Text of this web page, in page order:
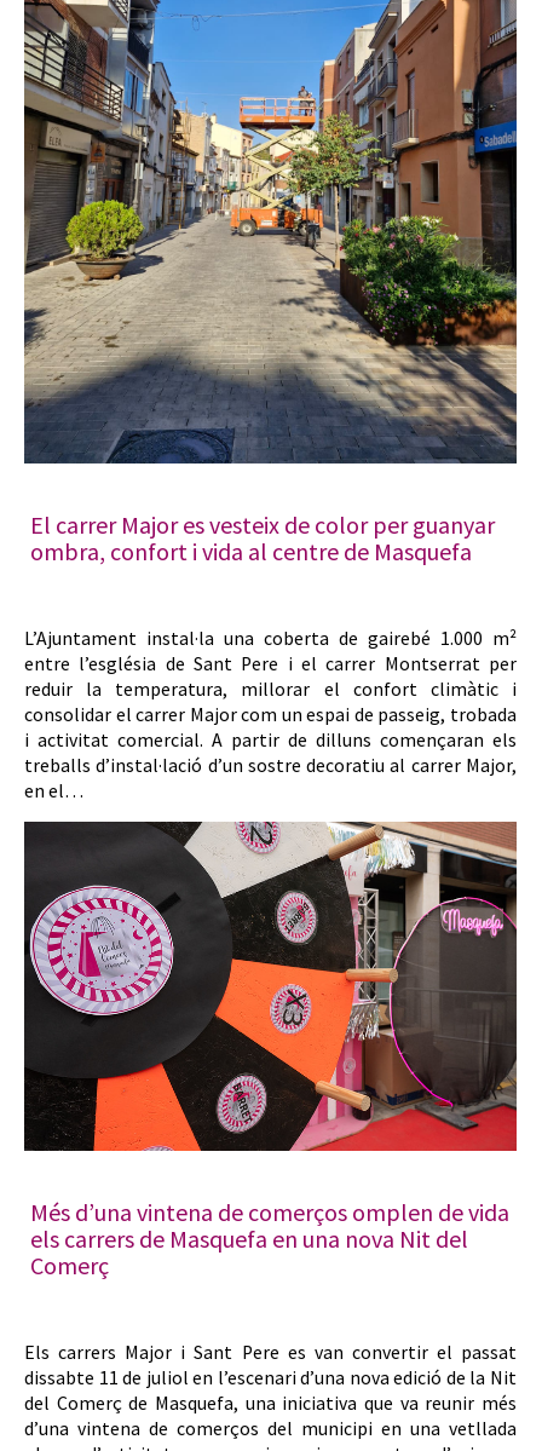
El carrer Major es vesteix de color per guanyar
ombra, confort i vida al centre de Masquefa
L’Ajuntament instal·la una coberta de gairebé 1.000 m²
entre l’església de Sant Pere i el carrer Montserrat per
reduir la temperatura, millorar el confort climàtic i
consolidar el carrer Major com un espai de passeig, trobada
i activitat comercial. A partir de dilluns començaran els
treballs d’instal·lació d’un sostre decoratiu al carrer Major,
en el…
Més d’una vintena de comerços omplen de vida
els carrers de Masquefa en una nova Nit del
Comerç
Els carrers Major i Sant Pere es van convertir el passat
dissabte 11 de juliol en l’escenari d’una nova edició de la Nit
del Comerç de Masquefa, una iniciativa que va reunir més
d’una vintena de comerços del municipi en una vetllada